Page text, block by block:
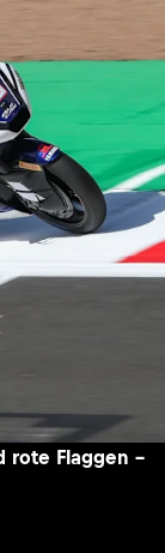
rote Flaggen –